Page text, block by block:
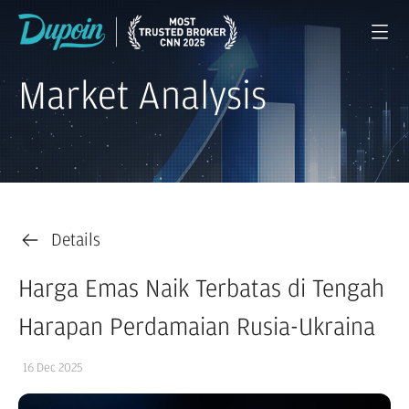
Market Analysis
Details
Harga Emas Naik Terbatas di Tengah
Harapan Perdamaian Rusia-Ukraina
16 Dec 2025